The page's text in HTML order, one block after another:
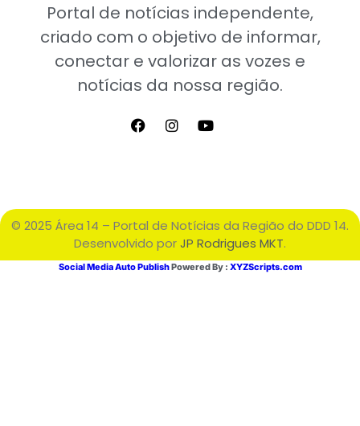
Portal de notícias independente,
criado com o objetivo de informar,
conectar e valorizar as vozes e
notícias da nossa região.
© 2025 Área 14 – Portal de Notícias da Região do DDD 14.
Desenvolvido porJP Rodrigues MKT.
Social Media Auto PublishPowered By : XYZScripts.com